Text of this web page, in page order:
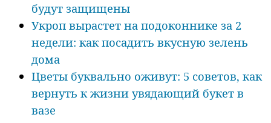
будут защищены
Укроп вырастет на подоконнике за 2
недели: как посадить вкусную зелень
дома
Цветы буквально оживут: 5 советов, как
вернуть к жизни увядающий букет в
вазе